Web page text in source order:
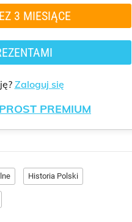
3 MIESIĄCE
Zaloguj się
PREMIUM
Historia Polski